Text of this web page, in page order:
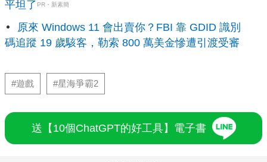
平坦了 PR・新素簡
原來 Windows 11 會出賣你？FBI 靠 GDID 識別
碼追蹤 19 歲駭客，勒索 800 萬美金慘遭引渡受審
#遊戲 #星海爭霸2
送【10個ChatGPT的好工具】電子書